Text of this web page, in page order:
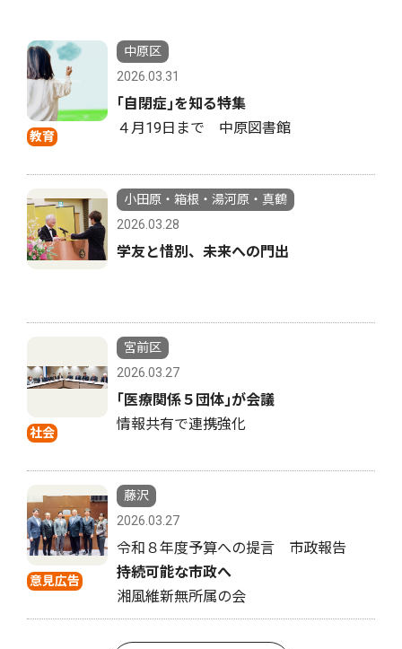
教育
中原区
2026.03.31
｢自閉症｣を知る特集
４月19日まで 中原図書館
小田原・箱根・湯河原・真鶴
2026.03.28
学友と惜別、未来への門出
社会
宮前区
2026.03.27
｢医療関係５団体｣が会議
情報共有で連携強化
意見広告
藤沢
2026.03.27
令和８年度予算への提言 市政報告
持続可能な市政へ
湘風維新無所属の会